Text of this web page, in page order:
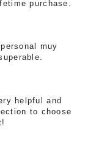
purchase.
muy
helpful and
to choose